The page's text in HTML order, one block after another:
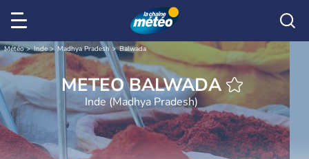
Météo Inde Madhya Pradesh Balwada
METEO BALWADA
Inde (Madhya Pradesh)